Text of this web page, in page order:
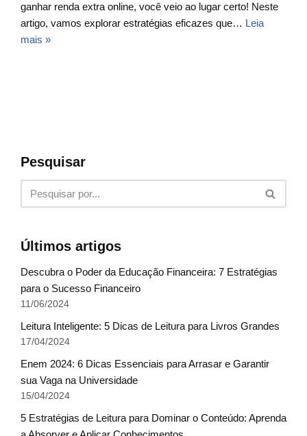
ganhar renda extra online, você veio ao lugar certo! Neste
artigo, vamos explorar estratégias eficazes que… Leia
mais »
Pesquisar
Últimos artigos
Descubra o Poder da Educação Financeira: 7 Estratégias
para o Sucesso Financeiro
11/06/2024
Leitura Inteligente: 5 Dicas de Leitura para Livros Grandes
17/04/2024
Enem 2024: 6 Dicas Essenciais para Arrasar e Garantir
sua Vaga na Universidade
15/04/2024
5 Estratégias de Leitura para Dominar o Conteúdo: Aprenda